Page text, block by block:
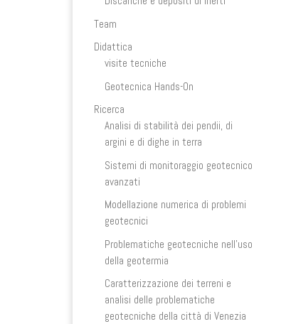
Team
Didattica
visite tecniche
Geotecnica Hands-On
Ricerca
Analisi di stabilità dei pendii, di
argini e di dighe in terra
Sistemi di monitoraggio geotecnico
avanzati
Modellazione numerica di problemi
geotecnici
Problematiche geotecniche nell’uso
della geotermia
Caratterizzazione dei terreni e
analisi delle problematiche
geotecniche della città di Venezia